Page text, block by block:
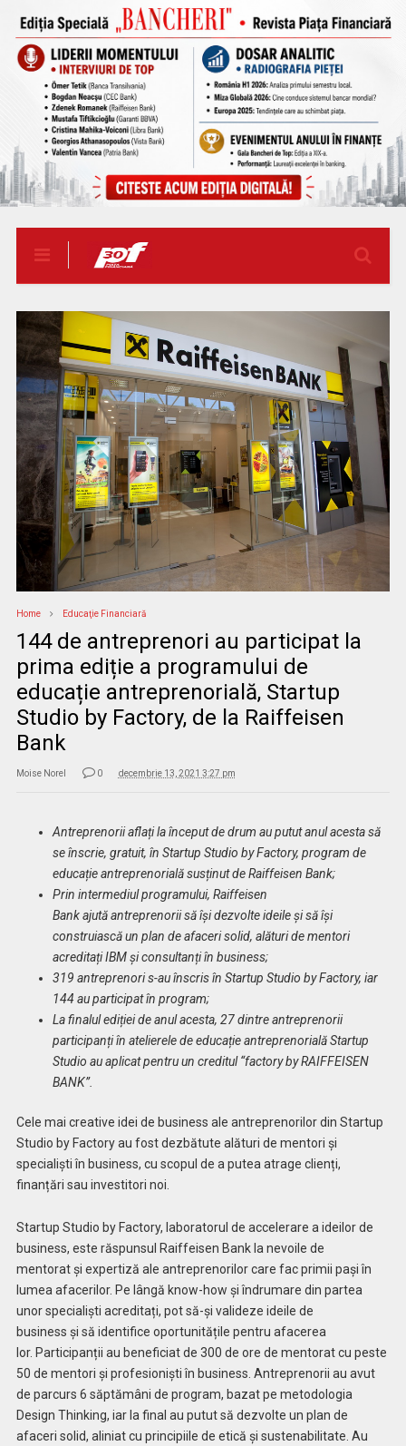
Home Educaţie Financiară
144 de antreprenori au participat la
prima ediție a programului de
educație antreprenorială, Startup
Studio by Factory, de la Raiffeisen
Bank
Moise Norel 0 decembrie 13, 2021 3:27 pm
Antreprenorii aflați la început de drum au putut anul acesta să
se înscrie, gratuit, în Startup Studio by Factory, program de
educație antreprenorială susținut de Raiffeisen Bank;
Prin intermediul programului, Raiffeisen
Bankajutăantreprenorii să își dezvolte ideile și să își
construiască un plan de afaceri solid, alături de mentori
acreditați IBM și consultanțiîn business;
319 antreprenori s-au înscris în Startup Studio by Factory, iar
144 au participatîn program;
La finalul ediției de anul acesta, 27 dintre antreprenorii
participanți în atelierele de educație antreprenorială Startup
Studio au aplicat pentru un creditul“factory by RAIFFEISEN
BANK”.
Cele mai creative idei de business ale antreprenorilor din Startup
Studio by Factory au fost dezbătute alături de mentori și
specialiști în business, cu scopul de a putea atrage clienți,
finanțări sau investitori noi.
Startup Studio by Factory, laboratorul de accelerare a ideilor de
business, este răspunsul Raiffeisen Bank la nevoile de
mentoratși expertiză ale antreprenorilor care fac primii pași în
lumea afacerilor. Pe lângă know-how șiîndrumare din partea
unor specialiști acreditați, pot să-și valideze ideile de
business și să identifice oportunitățile pentru afacerea
lor. Participanții au beneficiat de 300 de ore de mentorat cu peste
50 de mentori și profesioniști în business. Antreprenorii au avut
de parcurs 6 săptămâni de program, bazat pe metodologia
Design Thinking, iar la final au putut să dezvolte un plan de
afaceri solid, aliniat cu principiile de etică și sustenabilitate. Au